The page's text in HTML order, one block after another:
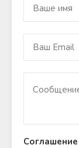
Соглашение